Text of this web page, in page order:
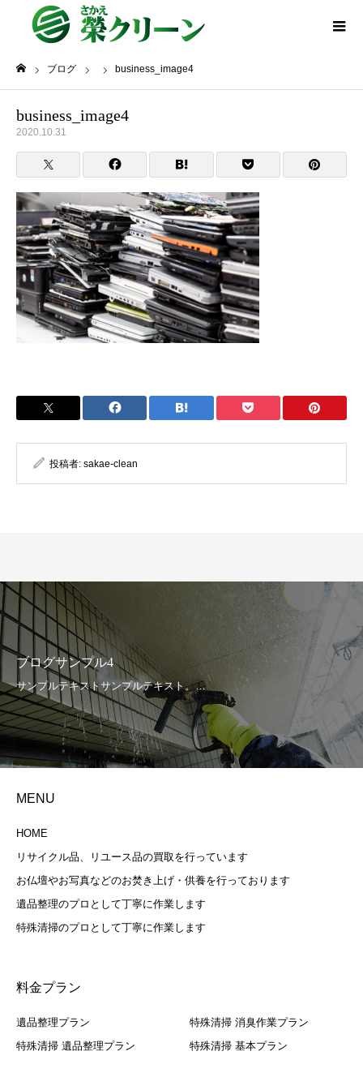
ブログ business_image4
business_image4
2020.10.31
投稿者: sakae-clean
ブログサンプル4
MENU
HOME
リサイクル品、リユース品の買取を行っています
お仏壇やお写真などのお焚き上げ・供養を行っております
遺品整理のプロとして丁寧に作業します
特殊清掃のプロとして丁寧に作業します
料金プラン
遺品整理プラン
特殊清掃 消臭作業プラン
特殊清掃 遺品整理プラン
特殊清掃 基本プラン